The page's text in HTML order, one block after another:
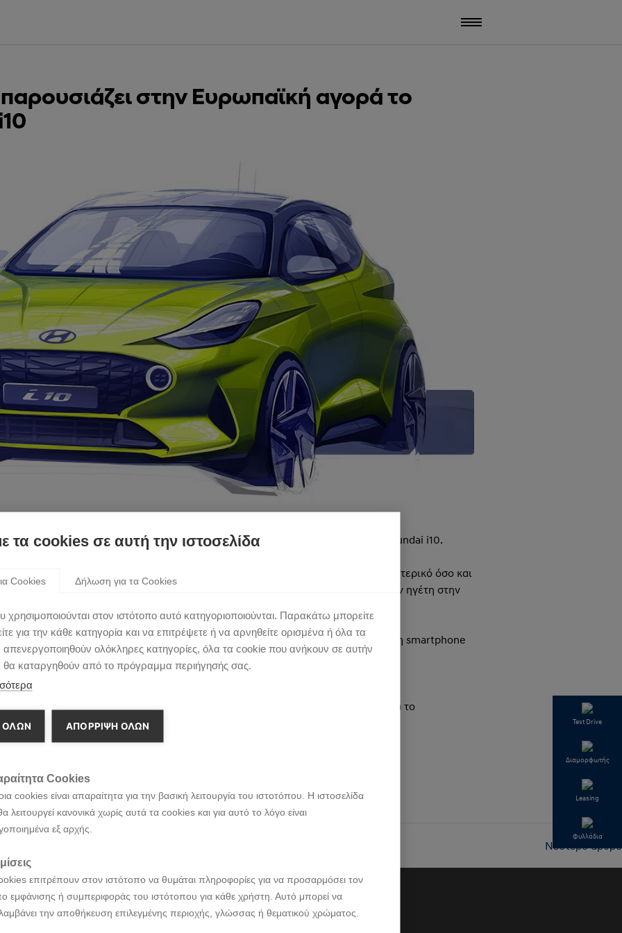
τα cookies σε αυτή την ιστοσελίδα
Cookies Δήλωση για τα Cookies
στον ιστότοπο αυτό κατηγοριοποιούνται. Παρακάτω μπορείτε
για την κάθε κατηγορία και να επιτρέψετε ή να αρνηθείτε ορισμένα ή όλα τα
ολόκληρες κατηγορίες, όλα τα cookie που ανήκουν σε αυτήν
θα καταργηθούν από το πρόγραμμα περιήγησής σας.
ΟΛΩΝ ΑΠΌΡΡΙΨΗ ΌΛΩΝ
Cookies
cookies είναι απαραίτητα για την βασική λειτουργία του ιστοτόπου. Η ιστοσελίδα
λειτουργεί κανονικά χωρίς αυτά τα cookies και για αυτό το λόγο είναι
εξ αρχής.
επιτρέπουν στον ιστότοπο να θυμάται πληροφορίες για να προσαρμόσει τον
εμφάνισης ή συμπεριφοράς του ιστότοπου για κάθε χρήστη. Αυτό μπορεί να
την αποθήκευση επιλεγμένης περιοχής, γλώσσας ή θεματικού χρώματος.
Test Drive
Διαμορφωτής
Leasing
Φυλλάδια
στην Ευρωπαϊκή αγορά το
Ευρωπαϊκή αγορά μια πρώτη σχεδιαστική απεικόνιση του ολοκαίνουργιου Hyundai i10.
της Hyundai θα προσφέρει στους πελάτες νέα δυναμική σχεδίαση τόσο στο εξωτερικό όσο και
και νέα χαρακτηριστικά συνδεσιμότητας και ασφάλειας που θα το καταστήσουν ηγέτη στην
χαρακτηριστικών Blue Link®, Apple Car Play, Android Auto, ασύρματη φόρτιση smartphone
μια ολοκληρωμένη οδηγική εμπειρία χωρίς συμβιβασμούς.
πιο πλήρη πακέτα ασφάλειας στην κατηγορία του.
την παγκόσμια πρεμιέρα του στο Σαλόνι Αυτοκινήτου της Φρανκφούρτης (IAA) το
τις επόμενες εβδομάδες.
Νεότερο άρθρο